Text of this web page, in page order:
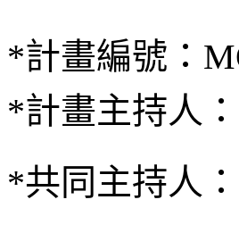
*計畫編號：
*計畫主持人
*共同主持人：